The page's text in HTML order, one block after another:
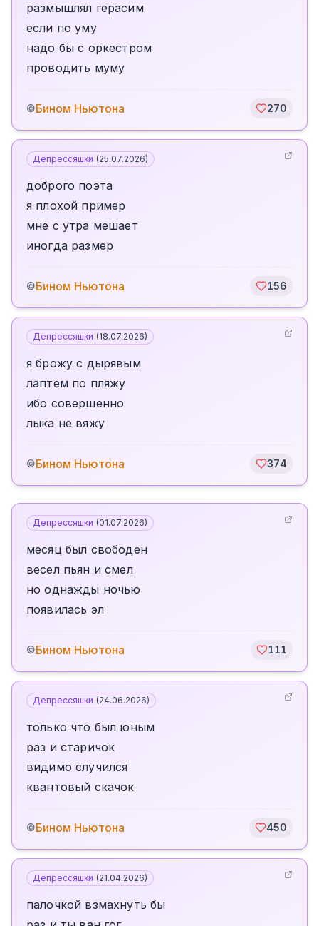
размышлял герасим
если по уму
надо бы с оркестром
проводить муму
©Бином Ньютона 270
Депрессяшки (25.07.2026)
доброго поэта
я плохой пример
мне с утра мешает
иногда размер
©Бином Ньютона 156
Депрессяшки (18.07.2026)
я брожу с дырявым
лаптем по пляжу
ибо совершенно
лыка не вяжу
©Бином Ньютона 374
Депрессяшки (01.07.2026)
месяц был свободен
весел пьян и смел
но однажды ночью
появилась эл
©Бином Ньютона 111
Депрессяшки (24.06.2026)
только что был юным
раз и старичок
видимо случился
квантовый скачок
©Бином Ньютона 450
Депрессяшки (21.04.2026)
палочкой взмахнуть бы